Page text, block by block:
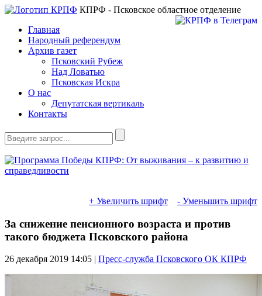
КПРФ - Псковское областное отделение
Главная
Народный референдум
Архив газет
Псковский Рубеж
Над Ловатью
Псковская Искра
О нас
Депутатская вертикаль
Контакты
+ Увеличить шрифт - Уменьшить шрифт
За снижение пенсионного возраста и против
такого бюджета Псковского района
26 декабря 2019 14:05 | Пресс-служба Псковского ОК КПРФ